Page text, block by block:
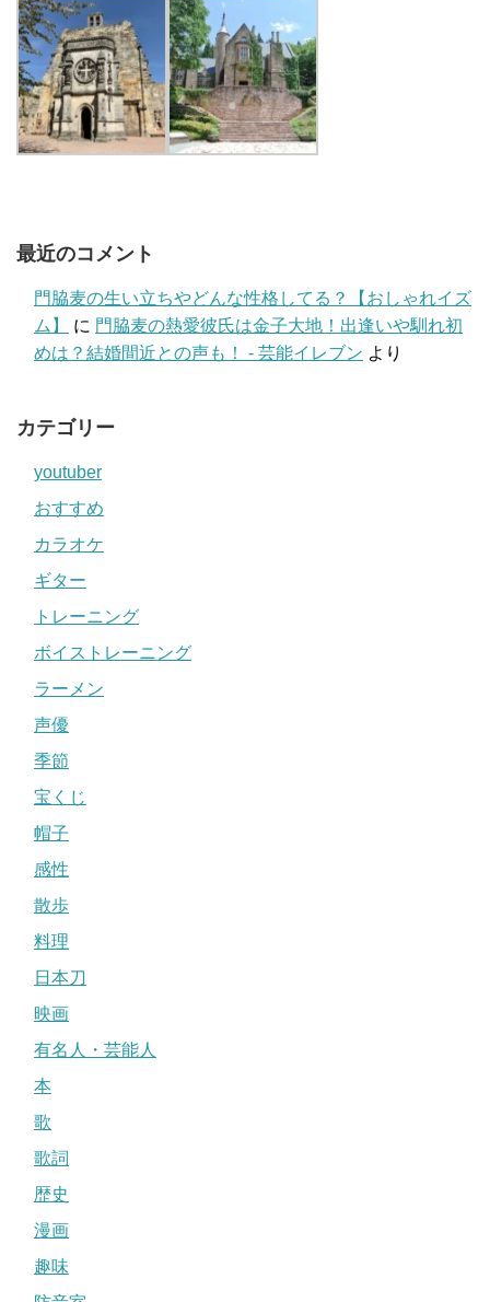
最近のコメント
門脇麦の生い立ちやどんな性格してる？【おしゃれイズ
ム】
に 門脇麦の熱愛彼氏は金子大地！出逢いや馴れ初
めは？結婚間近との声も！ - 芸能イレブン より
カテゴリー
youtuber
おすすめ
カラオケ
ギター
トレーニング
ボイストレーニング
ラーメン
声優
季節
宝くじ
帽子
感性
散歩
料理
日本刀
映画
有名人・芸能人
本
歌
歌詞
歴史
漫画
趣味